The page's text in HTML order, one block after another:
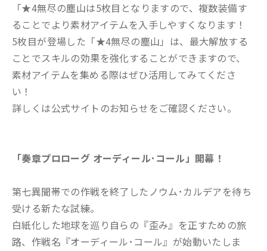
「★4無尽の塵山は5枚目となりますので、複数装備す
ることでより素材アイテムを入手しやすくなります！
5枚目が登場した「★4無尽の塵山」は、最大解放する
ことでスキルの効果を強化することができますので、
素材アイテムを集める際はぜひ活用してみてくださ
い！
詳しくは公式サイトのお知らせをご確認ください。
「奏章プロローグ オーディール･コール」開幕！
第七異聞帯での作戦を終了したノウム･カルデアを待ち
受ける新たな試練。
白紙化した地球を巡り自らの『歪み』を正すための旅
路、作戦名『オーディール･コール』が始動いたしま